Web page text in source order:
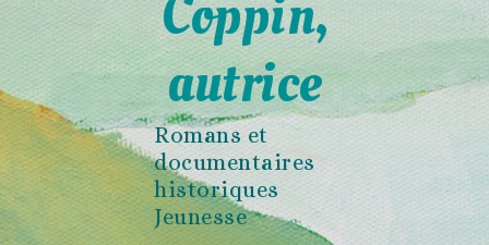
Coppin,
autrice
Romans et
documentaires
historiques
Jeunesse